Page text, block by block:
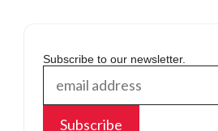
Subscribe to our newsletter.